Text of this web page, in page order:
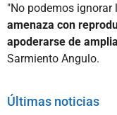
"No podemos ignorar
amenaza con
apoderarse de
Sarmiento Angulo.
Últimas noticias